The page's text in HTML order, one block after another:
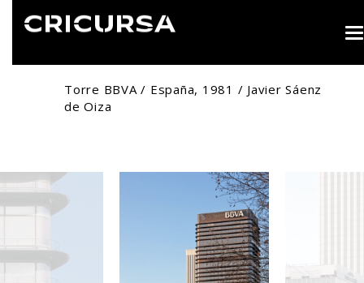
Torre BBVA / España, 1981 / Javier Sáenz
de Oiza